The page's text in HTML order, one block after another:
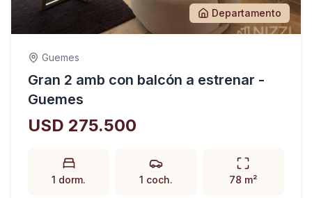
Departamento
Guemes
Gran 2 amb con balcón a estrenar -
Guemes
USD 275.500
1 dorm. 1 coch. 78 m²